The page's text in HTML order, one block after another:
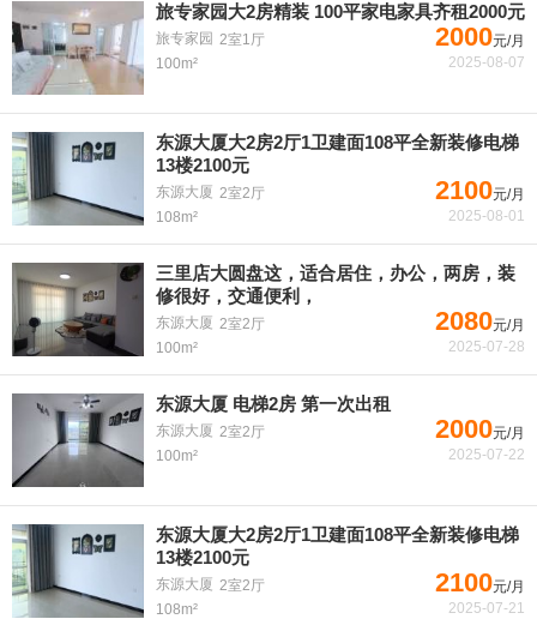
旅专家园大2房精装 100平家电家具齐租2000元
旅专家园 2室1厅
100m²
2000元/月
2025-08-07
东源大厦大2房2厅1卫建面108平全新装修电梯
13楼2100元
东源大厦 2室2厅
108m²
2100元/月
2025-08-01
三里店大圆盘这，适合居住，办公，两房，装
修很好，交通便利，
东源大厦 2室2厅
100m²
2080元/月
2025-07-28
东源大厦 电梯2房 第一次出租
东源大厦 2室2厅
100m²
2000元/月
2025-07-22
东源大厦大2房2厅1卫建面108平全新装修电梯
13楼2100元
东源大厦 2室2厅
108m²
2100元/月
2025-07-21